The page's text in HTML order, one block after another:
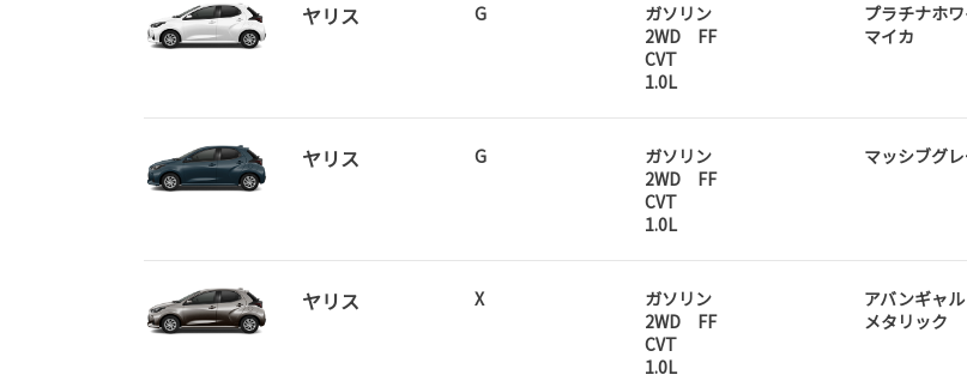
ヤリス G
ガソリン
2WD FF
CVT
1.0L
プラチナホ
マイカ
ヤリス G
ガソリン
2WD FF
CVT
1.0L
マッシブグ
ヤリス X
ガソリン
2WD FF
CVT
1.0L
アバンギャ
メタリック